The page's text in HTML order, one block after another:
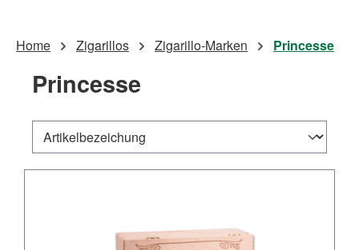
Home Zigarillos Zigarillo-Marken Princesse
Princesse